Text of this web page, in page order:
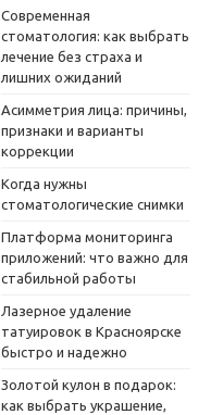
Современная
стоматология: как выбрать
лечение без страха и
лишних ожиданий
Асимметрия лица: причины,
признаки и варианты
коррекции
Когда нужны
стоматологические снимки
Платформа мониторинга
приложений: что важно для
стабильной работы
Лазерное удаление
татуировок в Красноярске
быстро и надежно
Золотой кулон в подарок:
как выбрать украшение,